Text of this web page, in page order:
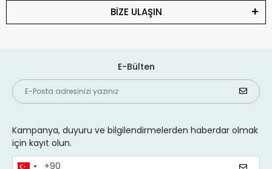
BİZE ULAŞIN
E-Bülten
Kampanya, duyuru ve bilgilendirmelerden haberdar olmak
için kayıt olun.